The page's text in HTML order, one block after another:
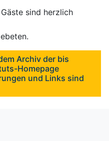
sind herzlich
Archiv der bis
Homepage
und Links sind